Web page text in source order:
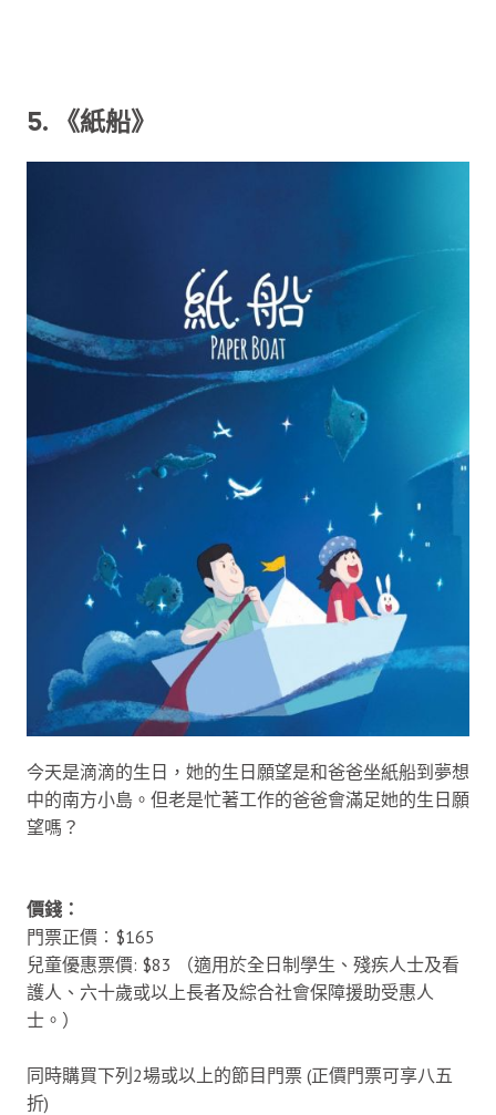
5. 《紙船》
今天是滴滴的生日，她的生日願望是和爸爸坐紙船到夢想
中的南方小島。但老是忙著工作的爸爸會滿足她的生日願
望嗎？
價錢：
門票正價︰$165
兒童優惠票價: $83 （適用於全日制學生、殘疾人士及看
護人、六十歲或以上長者及綜合社會保障援助受惠人
士。）
同時購買下列2場或以上的節目門票 (正價門票可享八五
折)